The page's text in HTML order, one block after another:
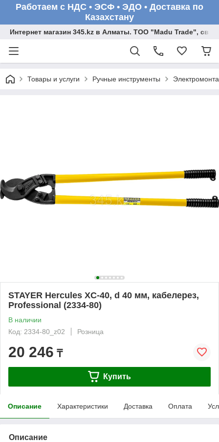
Работаем с НДС • ЭСФ • ЭДО • Доставка по
Казахстану
Интернет магазин 345.kz в Алматы. ТОО "Madu Trade",
Товары и услуги Ручные инструменты
STAYER Hercules XC-40, d 40 мм, кабелерез,
Professional (2334-80)
В наличии
Код: 2334-80_z02
Розница
20 246 ₸
Купить
Описание Характеристики Доставка Оплата
Описание